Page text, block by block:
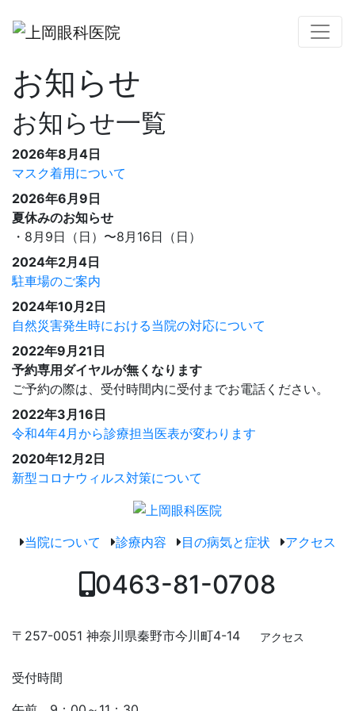
お知らせ
お知らせ一覧
2026年8月4日
マスク着用について
2026年6月9日
夏休みのお知らせ
・8月9日（日）〜8月16日（日）
2024年2月4日
駐車場のご案内
2024年10月2日
自然災害発生時における当院の対応について
2022年9月21日
予約専用ダイヤルが無くなります
ご予約の際は、受付時間内に受付までお電話ください。
2022年3月16日
令和4年4月から診療担当医表が変わります
2020年12月2日
新型コロナウィルス対策について
当院について 診療内容 目の病気と症状 アクセス
0463-81-0708
〒257-0051 神奈川県秦野市今川町4-14 アクセス
受付時間